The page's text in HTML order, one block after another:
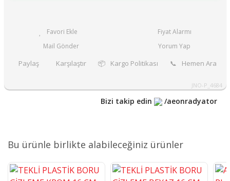
Fiyat Alarmı
Mail Gönder
Yorum Yap
Paylaş Karşılaştır 📦 Kargo Politikası 📞 Hemen Ara
JNO-P_4684
Bizi takip edin /aeonradyator
Bu ürünle birlikte alabileceğiniz ürünler